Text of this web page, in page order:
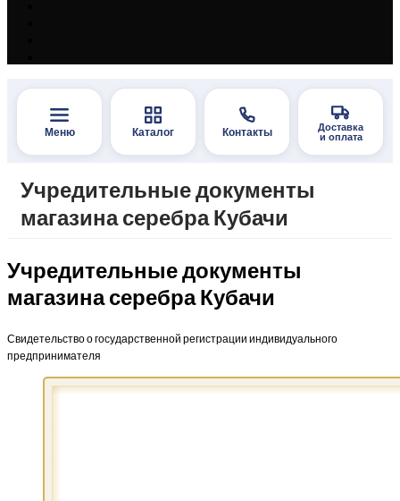
Меню Каталог Контакты
Доставка
и оплата
Учредительные документы
магазина серебра Кубачи
Учредительные документы
магазина серебра Кубачи
Свидетельство о государственной регистрации индивидуального
предпринимателя